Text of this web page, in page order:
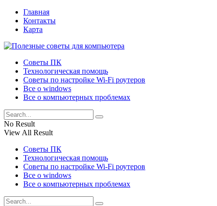
Главная
Контакты
Карта
Советы ПК
Технологическая помощь
Советы по настройке Wi-Fi роутеров
Все о windows
Все о компьютерных проблемах
No Result
View All Result
Советы ПК
Технологическая помощь
Советы по настройке Wi-Fi роутеров
Все о windows
Все о компьютерных проблемах